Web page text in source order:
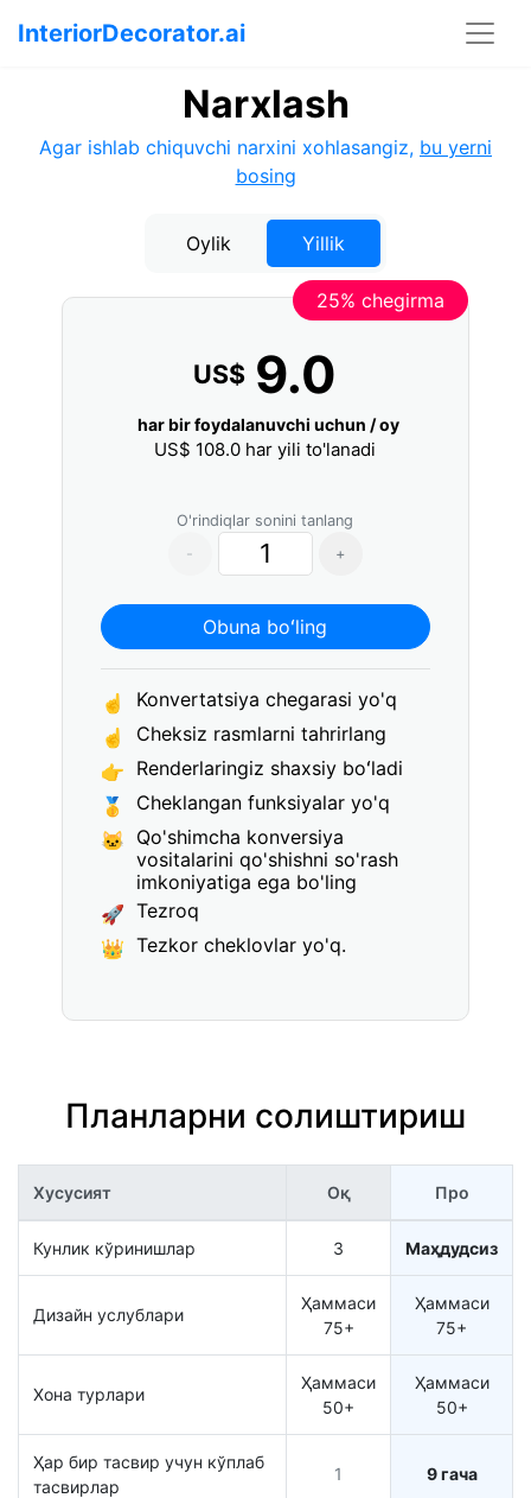
InteriorDecorator.ai
Narxlash
Agar ishlab chiquvchi narxini xohlasangiz, bu yerni
bosing
Oylik Yillik
25% chegirma
US$ 9.0
har bir foydalanuvchi uchun / oy
US$ 108.0 har yili to'lanadi
O'rindiqlar sonini tanlang
-
+
Obuna boʻling
☝
Konvertatsiya chegarasi yo'q
☝
Cheksiz rasmlarni tahrirlang
👉 Renderlaringiz shaxsiy boʻladi
🥇
Cheklangan funksiyalar yo'q
🐱 Qo'shimcha konversiya
vositalarini qo'shishni so'rash
imkoniyatiga ega bo'ling
🚀 Tezroq
👑 Tezkor cheklovlar yo'q.
Планларни солиштириш
Хусусият Оқ Про
Кунлик кўринишлар 3 Маҳдудсиз
Дизайн услублари
Ҳаммаси
75+
Ҳаммаси
75+
Хона турлари
Ҳаммаси
50+
Ҳаммаси
50+
Ҳар бир тасвир учун кўплаб
тасвирлар
1 9 гача